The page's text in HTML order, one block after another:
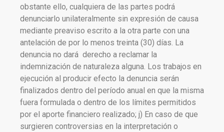
obstante ello, cualquiera de las partes podrá
denunciarlo unilateralmente sin expresión de causa
mediante preaviso escrito a la otra parte con una
antelación de por lo menos treinta (30) días. La
denuncia no dará derecho a reclamar la
indemnización de naturaleza alguna. Los trabajos en
ejecución al producir efecto la denuncia serán
finalizados dentro del período anual en que la misma
fuera formulada o dentro de los límites permitidos
por el aporte financiero realizado; j) En caso de que
surgieren controversias en la interpretación o